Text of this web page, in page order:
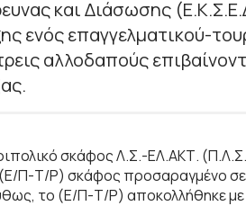
και Διάσωσης
ενός επαγγελματικού-
αλλοδαπούς
σκάφος Λ.Σ.-ΕΛ.ΑΚΤ.
Π-Τ/Ρ) σκάφος προσαραγμένο σε
το (Ε/Π-Τ/Ρ) αποκολλήθηκε με